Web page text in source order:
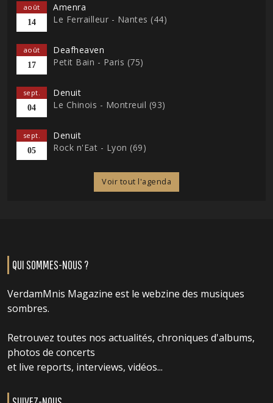
août
14
Amenra
Le Ferrailleur - Nantes (44)
août
17
Deafheaven
Petit Bain - Paris (75)
sept.
04
Denuit
Le Chinois - Montreuil (93)
sept.
05
Denuit
Rock n'Eat - Lyon (69)
Voir tout l'agenda
QUI SOMMES-NOUS ?
VerdamMnis Magazine est le webzine des musiques
sombres.
Retrouvez toutes nos actualités, chroniques d'albums,
photos de concerts
et live reports, interviews, vidéos...